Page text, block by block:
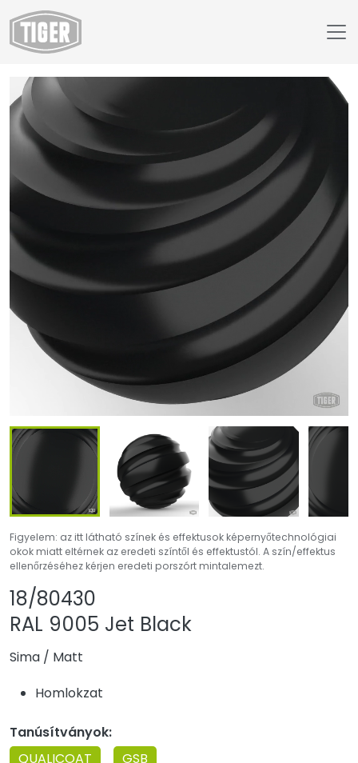
Webáruház
18/80430 - RAL 9005 Jet Black
Figyelem: az itt látható színek és effektusok képernyőtechnológiai
okok miatt eltérnek az eredeti színtől és effektustól. A szín/effektus
ellenőrzéséhez kérjen eredeti porszórt mintalemezt.
18/80430
RAL 9005 Jet Black
Sima / Matt
Homlokzat
Tanúsítványok:
QUALICOAT
GSB